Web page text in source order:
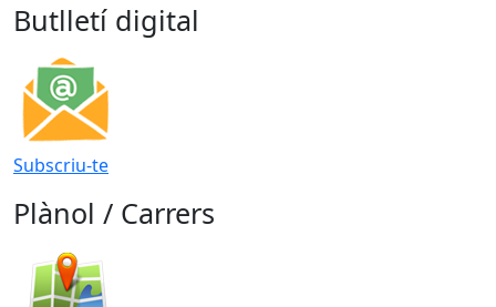
Butlletí digital
Subscriu-te
Plànol / Carrers